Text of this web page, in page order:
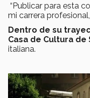
“Publicar para esta
mi carrera
Dentro de su
Casa de Cultura de
italiana.